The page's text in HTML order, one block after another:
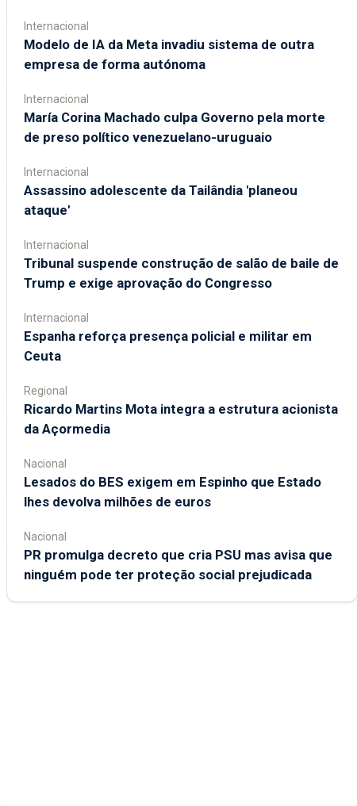
Internacional
Modelo de IA da Meta invadiu sistema de outra
empresa de forma autónoma
Internacional
María Corina Machado culpa Governo pela morte
de preso político venezuelano-uruguaio
Internacional
Assassino adolescente da Tailândia 'planeou
ataque'
Internacional
Tribunal suspende construção de salão de baile de
Trump e exige aprovação do Congresso
Internacional
Espanha reforça presença policial e militar em
Ceuta
Regional
Ricardo Martins Mota integra a estrutura acionista
da Açormedia
Nacional
Lesados do BES exigem em Espinho que Estado
lhes devolva milhões de euros
Nacional
PR promulga decreto que cria PSU mas avisa que
ninguém pode ter proteção social prejudicada